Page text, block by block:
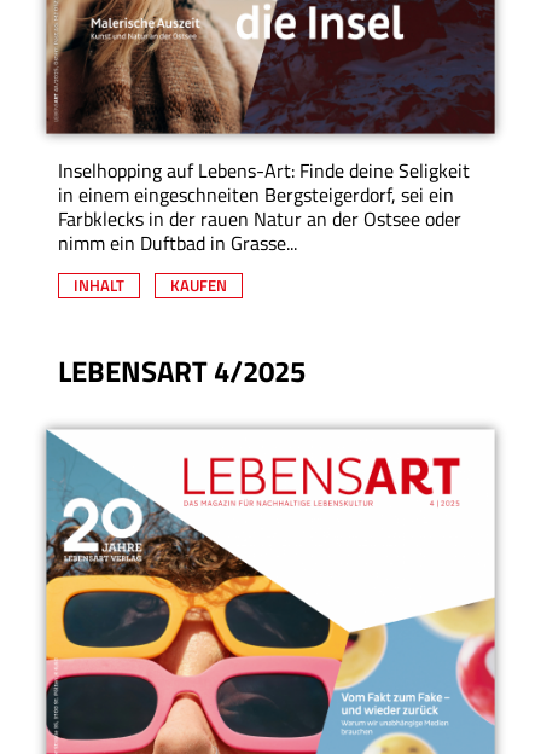
Inselhopping auf Lebens-Art: Finde deine Seligkeit
in einem eingeschneiten Bergsteigerdorf, sei ein
Farbklecks in der rauen Natur an der Ostsee oder
nimm ein Duftbad in Grasse...
INHALT KAUFEN
LEBENSART 4/2025